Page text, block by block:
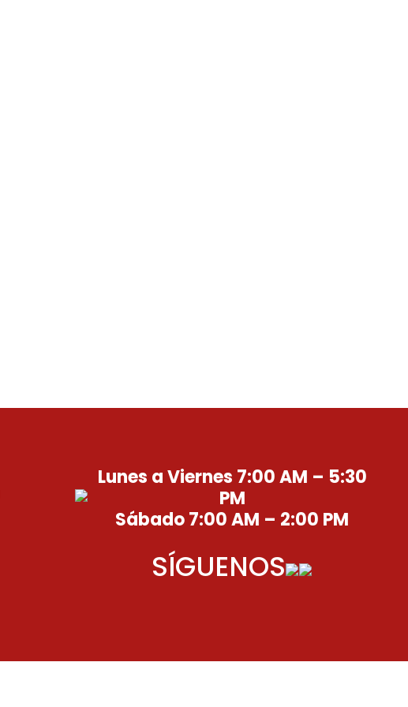
Lunes a Viernes 7:00 AM – 5:30
PM
Sábado 7:00 AM – 2:00 PM
SÍGUENOS